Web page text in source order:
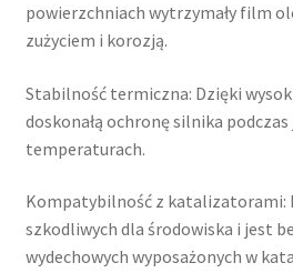
powierzchniach wytrzymały film
zużyciem i korozją.
Stabilność termiczna: Dzięki
doskonałą ochronę silnika
temperaturach.
Kompatybilność z katalizatorami:
szkodliwych dla środowiska i jest
wydechowych wyposażonych w